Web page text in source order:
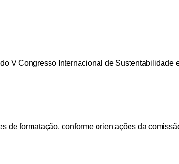
V Congresso Internacional de Sustentabilidade
de formatação, conforme orientações da